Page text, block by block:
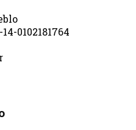
0102181764